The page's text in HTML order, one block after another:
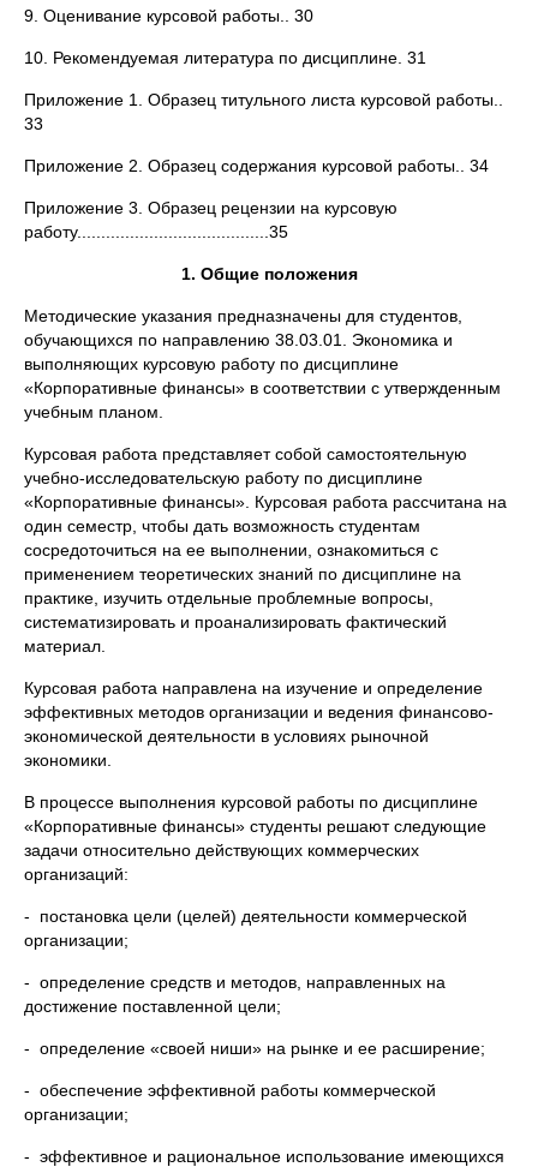
9. Оценивание курсовой работы.. 30
10. Рекомендуемая литература по дисциплине. 31
Приложение 1. Образец титульного листа курсовой работы..
33
Приложение 2. Образец содержания курсовой работы.. 34
Приложение 3. Образец рецензии на курсовую
работу........................................35
1. Общие положения
Методические указания предназначены для студентов,
обучающихся по направлению 38.03.01. Экономика и
выполняющих курсовую работу по дисциплине
«Корпоративные финансы» в соответствии с утвержденным
учебным планом.
Курсовая работа представляет собой самостоятельную
учебно-исследовательскую работу по дисциплине
«Корпоративные финансы». Курсовая работа рассчитана на
один семестр, чтобы дать возможность студентам
сосредоточиться на ее выполнении, ознакомиться с
применением теоретических знаний по дисциплине на
практике, изучить отдельные проблемные вопросы,
систематизировать и проанализировать фактический
материал.
Курсовая работа направлена на изучение и определение
эффективных методов организации и ведения финансово-
экономической деятельности в условиях рыночной
экономики.
В процессе выполнения курсовой работы по дисциплине
«Корпоративные финансы» студенты решают следующие
задачи относительно действующих коммерческих
организаций:
- постановка цели (целей) деятельности коммерческой
организации;
- определение средств и методов, направленных на
достижение поставленной цели;
- определение «своей ниши» на рынке и ее расширение;
- обеспечение эффективной работы коммерческой
организации;
- эффективное и рациональное использование имеющихся